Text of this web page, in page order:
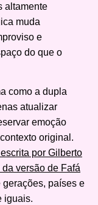
altamente
muda
e
do que o
como a dupla
atualizar
emoção
original.
escrita por Gilberto
versão de Fafá
gerações, países e
iguais.